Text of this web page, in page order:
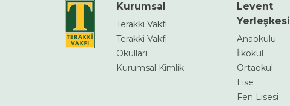
Kurumsal
Terakki Vakfı
Terakki Vakfı
Okulları
Kurumsal Kimlik
Levent
Yerleşkesi
Anaokulu
İlkokul
Ortaokul
Lise
Fen Lisesi